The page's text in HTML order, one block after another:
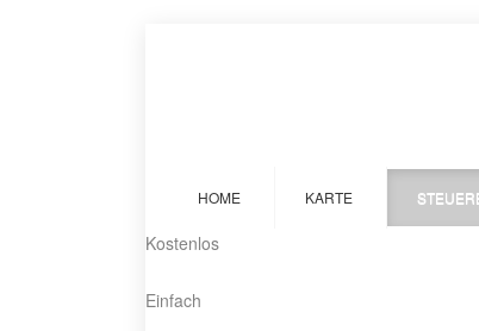
HOME KARTE
Kostenlos
Einfach